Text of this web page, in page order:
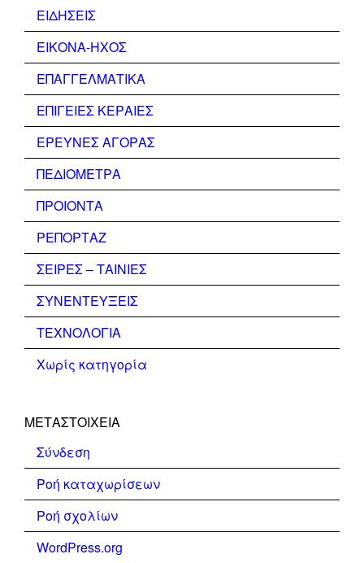
ΕΙΔΗΣΕΙΣ
ΕΙΚΟΝΑ-ΗΧΟΣ
ΕΠΑΓΓΕΛΜΑΤΙΚΑ
ΕΠΙΓΕΙΕΣ ΚΕΡΑΙΕΣ
ΕΡΕΥΝΕΣ ΑΓΟΡΑΣ
ΠΕΔΙΟΜΕΤΡΑ
ΠΡΟΙΟΝΤΑ
ΡΕΠΟΡΤΑΖ
ΣΕΙΡΕΣ – ΤΑΙΝΙΕΣ
ΣΥΝΕΝΤΕΥΞΕΙΣ
ΤΕΧΝΟΛΟΓΙΑ
Χωρίς κατηγορία
ΜΕΤΑΣΤΟΙΧΕΊΑ
Σύνδεση
Ροή καταχωρίσεων
Ροή σχολίων
WordPress.org